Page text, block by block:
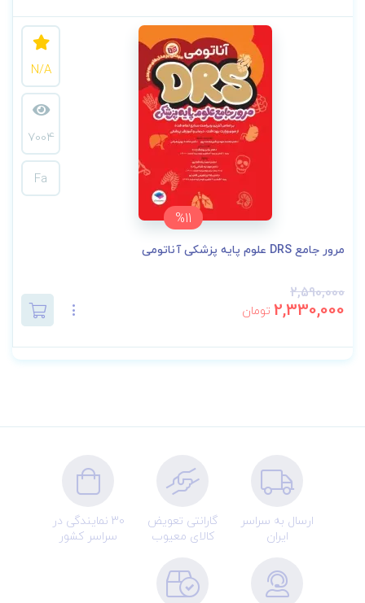
%11
N/A
7004
Fa
مرور جامع DRS علوم پایه پزشکی آناتومی
2,590,000
2,330,000 تومان
ارسال به سراسر
ایران
گارانتی تعویض
کالای معیوب
30 نمایندگی در
سراسر کشور